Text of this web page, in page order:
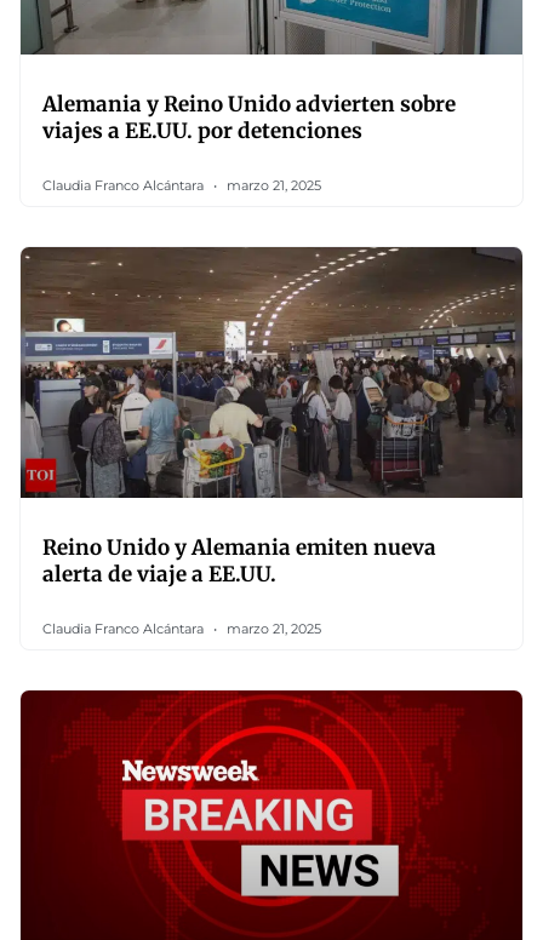
Alemania y Reino Unido advierten sobre
viajes a EE.UU. por detenciones
Claudia Franco Alcántara marzo 21, 2025
Reino Unido y Alemania emiten nueva
alerta de viaje a EE.UU.
Claudia Franco Alcántara marzo 21, 2025